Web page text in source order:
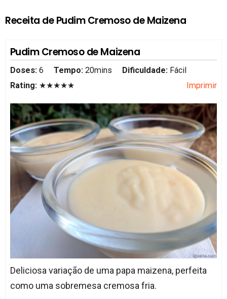
Receita de Pudim Cremoso de Maizena
Pudim Cremoso de Maizena
Doses: 6 Tempo: 20mins Dificuldade: Fácil
Rating: ★★★★★ Imprimir
Deliciosa variação de uma papa maizena, perfeita
como uma sobremesa cremosa fria.